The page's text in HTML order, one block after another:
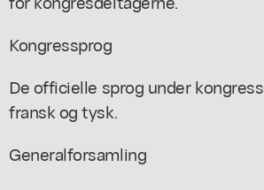
Kongressprog
De officielle sprog under
fransk og tysk.
Generalforsamling